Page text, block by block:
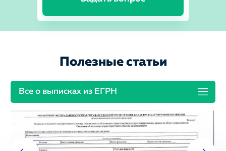
Полезные статьи
Все о выписках из ЕГРН